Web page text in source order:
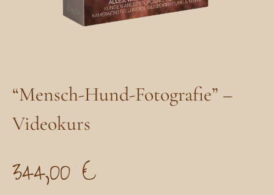
“Mensch-Hund-Fotografie” –
Videokurs
344,00 €